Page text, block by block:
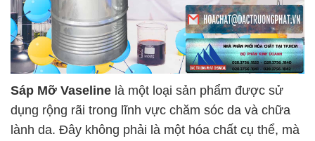
Sáp Mỡ Vaseline là một loại sản phẩm được sử
dụng rộng rãi trong lĩnh vực chăm sóc da và chữa
lành da. Đây không phải là một hóa chất cụ thể, mà